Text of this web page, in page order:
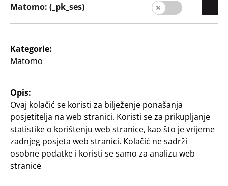
Zamatanje proslava i
Obične boje
0,50 €/m
Zamatanje proslava i
Matomo: (_pk_ses)
Kategorie:
Matomo
Opis:
Ovaj kolačić se koristi za bilježenje ponašanja
posjetitelja na web stranici. Koristi se za prikupljanje
statistike o korištenju web stranice, kao što je vrijeme
zadnjeg posjeta web stranici. Kolačić ne sadrži
osobne podatke i koristi se samo za analizu web
stranice